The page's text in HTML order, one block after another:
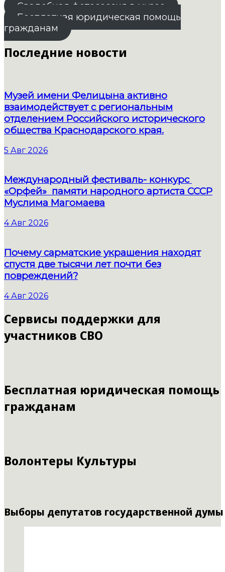
Свадебная фотосессия в музее
Бесплатная юридическая помощь
гражданам
Последние новости
Музей имени Фелицына активно
взаимодействует с региональным
отделением Российского исторического
общества Краснодарского края.
5 Авг 2026
Международный фестиваль- конкурс
«Орфей» памяти народного артиста СССР
Муслима Магомаева
4 Авг 2026
Почему сарматские украшения находят
спустя две тысячи лет почти без
повреждений?
4 Авг 2026
Сервисы поддержки для
участников СВО
Бесплатная юридическая помощь
гражданам
Волонтеры Культуры
Выборы депутатов государственной думы